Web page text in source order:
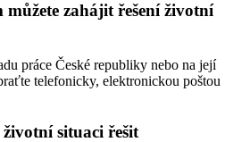
můžete zahájit řešení životní
práce České republiky nebo na její
telefonicky, elektronickou poštou
situaci řešit